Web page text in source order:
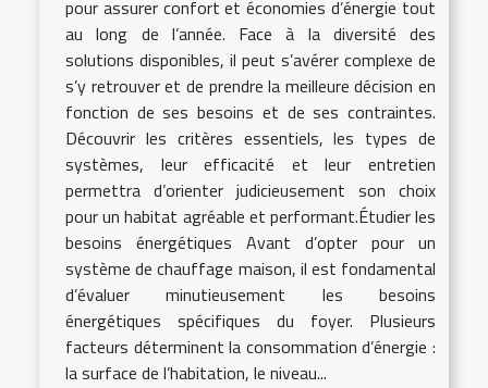
pour assurer confort et économies d’énergie tout
au long de l’année. Face à la diversité des
solutions disponibles, il peut s’avérer complexe de
s’y retrouver et de prendre la meilleure décision en
fonction de ses besoins et de ses contraintes.
Découvrir les critères essentiels, les types de
systèmes, leur efficacité et leur entretien
permettra d’orienter judicieusement son choix
pour un habitat agréable et performant.Étudier les
besoins énergétiques Avant d’opter pour un
système de chauffage maison, il est fondamental
d’évaluer minutieusement les besoins
énergétiques spécifiques du foyer. Plusieurs
facteurs déterminent la consommation d’énergie :
la surface de l’habitation, le niveau...